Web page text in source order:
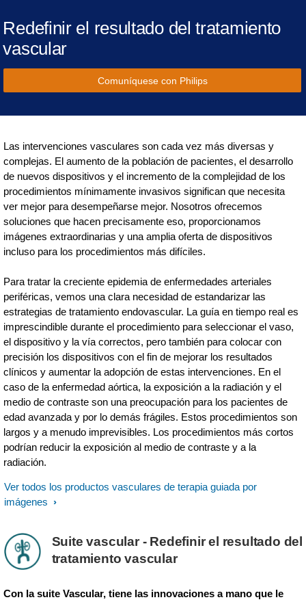
Redefinir el resultado del tratamiento
vascular
Comuníquese con Philips
Las intervenciones vasculares son cada vez más diversas y
complejas. El aumento de la población de pacientes, el desarrollo
de nuevos dispositivos y el incremento de la complejidad de los
procedimientos mínimamente invasivos significan que necesita
ver mejor para desempeñarse mejor. Nosotros ofrecemos
soluciones que hacen precisamente eso, proporcionamos
imágenes extraordinarias y una amplia oferta de dispositivos
incluso para los procedimientos más difíciles.
Para tratar la creciente epidemia de enfermedades arteriales
periféricas, vemos una clara necesidad de estandarizar las
estrategias de tratamiento endovascular. La guía en tiempo real es
imprescindible durante el procedimiento para seleccionar el vaso,
el dispositivo y la vía correctos, pero también para colocar con
precisión los dispositivos con el fin de mejorar los resultados
clínicos y aumentar la adopción de estas intervenciones. En el
caso de la enfermedad aórtica, la exposición a la radiación y el
medio de contraste son una preocupación para los pacientes de
edad avanzada y por lo demás frágiles. Estos procedimientos son
largos y a menudo imprevisibles. Los procedimientos más cortos
podrían reducir la exposición al medio de contraste y a la
radiación.
Ver todos los productos vasculares de terapia guiada por
imágenes
Suite vascular - Redefinir el resultado del
tratamiento vascular
Con la suite Vascular, tiene las innovaciones a mano que le